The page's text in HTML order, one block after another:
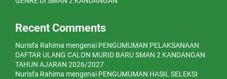
Recent Comments
Nurisfa Rahima mengenai PENGUMUMAN PELAKSANAAN
DAFTAR ULANG CALON MURID BARU SMAN 2 KANDANGAN
TAHUN AJARAN 2026/2027
Nurisfa Rahima mengenai PENGUMUMAN HASIL SELEKSI